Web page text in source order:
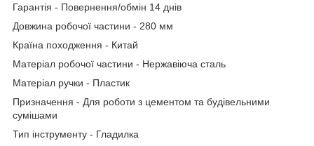
Гарантія - Повернення/обмін 14 днів
Довжина робочої частини - 280 мм
Країна походження - Китай
Матеріал робочої частини - Нержавіюча сталь
Матеріал ручки - Пластик
Призначення - Для роботи з цементом та будівельними
сумішами
Тип інструменту - Гладилка